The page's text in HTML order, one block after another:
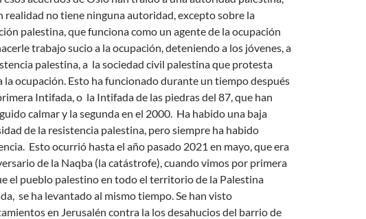
realidad no tiene ninguna autoridad, excepto sobre la
palestina, que funciona como un agente de la ocupación
trabajo sucio a la ocupación, deteniendo a los jóvenes, a
palestina, a la sociedad civil palestina que protesta
la ocupación. Esto ha funcionado durante un tiempo después
Intifada, o la Intifada de las piedras del 87, que han
calmar y la segunda en el 2000. Ha habido una baja
de la resistencia palestina, pero siempre ha habido
Esto ocurrió hasta el año pasado 2021 en mayo, que era
de la Naqba (la catástrofe), cuando vimos por primera
el pueblo palestino en todo el territorio de la Palestina
se ha levantado al mismo tiempo. Se han visto
en Jerusalén contra la los desahucios del barrio de